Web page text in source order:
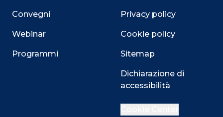
Convegni
Webinar
Programmi
Privacy policy
Cookie policy
Sitemap
Dichiarazione di
accessibilità